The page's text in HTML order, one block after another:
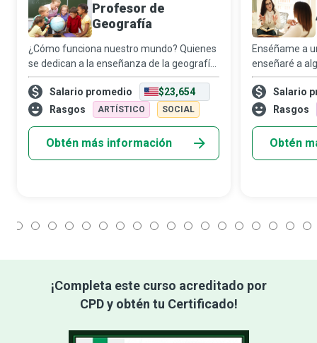
Profesor de
Geografía
¿Cómo funciona nuestro mundo? Quienes
se dedican a la enseñanza de la geografía
desempeñan un papel fundamental al
buscar una respuesta a esta pregunta, ya
que se encargan de educar e inspirar a las
Salario promedio
$23,654
Rasgos
ARTÍSTICO SOCIAL
Obtén más información
Enséñame a
enseñaré a
influencia
una de ellas
que ayuda a
Salario
Rasgos
Obtén
¡Completa este curso acreditado por
CPD y obtén tu Certificado!